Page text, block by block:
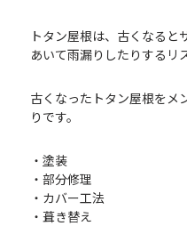
トタン屋根は、古くなると
あいて雨漏りしたりするリ
古くなったトタン屋根をメ
りです。
・塗装
・部分修理
・カバー工法
・葺き替え